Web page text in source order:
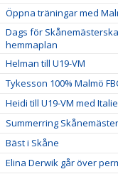
Öppna träningar med
Dags för
hemmaplan
Helman till U19-VM
Tykesson 100% Malmö
Heidi till U19-VM med
Summerring
Bäst i Skåne
Elina Derwik går över